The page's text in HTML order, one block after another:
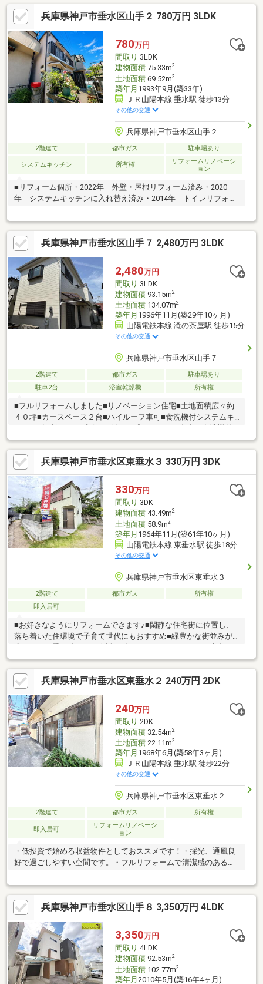
入居可能■各居室収納付きで生活空間をすっきり保てる■高台立地
で開放感のある暮らし■乙木小学校まで徒歩6分、子育て世帯も安
心自分たちに合う物件が分からない方へ。ロコホームが住まい探
しをお手伝いします。SUUMO掲載物件に加え、「俺と私の
LocoHouse」もご紹介可能。物件見学だけでも大歓迎です。お気
軽にご相談ください！
兵庫県神戸市垂水区山手２ 780万円 3LDK
780万円
間取り 3LDK
建物面積75.33m2
土地面積69.52m2
築年月 1993年9月(築33年)
ＪＲ山陽本線 垂水駅 徒歩13分
その他の交通
兵庫県神戸市垂水区山手２
2階建て 都市ガス 駐車場あり
システムキッチン 所有権
リフォームリノベーシ
ョン
■リフォーム個所・2022年 外壁・屋根リフォーム済み・2020
年 システムキッチンに入れ替え済み・2014年 トイレリフォー
いるので猫アレルギーの方は事前にご相談ください・現状、荷物
多いため現物は異なります・全て現況を優先します■周辺環境レ
バンテ垂水1番館→徒歩11分コープ垂水→徒歩11分ファミリーマ
ート垂水泉が丘2丁目店→徒歩4分スギ薬局垂水駅前店→徒歩11分
神戸市立垂水小学校→徒歩11分神戸市立高丸小学校→徒歩14分神
戸市立東垂水小学校→徒歩14分幼保連携型認定こども園たけのこ
ども園→徒歩1分
兵庫県神戸市垂水区山手７ 2,480万円 3LDK
2,480万円
間取り 3LDK
建物面積93.15m2
土地面積134.07m2
築年月 1996年11月(築29年10ヶ月)
山陽電鉄本線 滝の茶屋駅 徒歩15分
その他の交通
兵庫県神戸市垂水区山手７
2階建て 都市ガス
駐車場あり
駐車2台
浴室乾燥機 所有権
■フルリフォームしました■リノベーション住宅■土地面積広々約
４０坪■カースペース２台■ハイルーフ車可■食洗機付システムキ
システムキッチン新調、ユニットバス新調、洗面化粧台新調、ト
イレ新調、全室フローリング張替、全室クロス張替、建具新調、
シューズBOX交換、CF張替、
兵庫県神戸市垂水区東垂水３ 330万円 3DK
330万円
間取り 3DK
建物面積43.49m2
土地面積58.9m2
築年月 1964年11月(築61年10ヶ月)
山陽電鉄本線 東垂水駅 徒歩18分
その他の交通
兵庫県神戸市垂水区東垂水３
2階建て 都市ガス
所有権
即入居可
■お好きなようにリフォームできます♪■閑静な住宅街に位置し、
落ち着いた住環境で子育て世代にもおすすめ■緑豊かな街並みが
×2面採光で明るい陽光が差し込む心地よい住空間■2沿線利用可能
で、通勤・通学やお出かけ先に合わせて便利にアクセス■納戸付
きで季節用品や思い出の品もしっかり収納■小学校まで徒歩10分
以内、毎日の通学も安心の距離感■スーパーまで徒歩10分以内
で、お買い物が身近に揃う便利な生活環境住環境・利便性・陽当
たりの良さを兼ね備えた住まいで、ご家族の新しい暮らしを始め
てみませんか
兵庫県神戸市垂水区東垂水２ 240万円 2DK
240万円
間取り 2DK
建物面積32.54m2
土地面積22.11m2
築年月 1968年6月(築58年3ヶ月)
ＪＲ山陽本線 垂水駅 徒歩22分
その他の交通
兵庫県神戸市垂水区東垂水２
2階建て 都市ガス 所有権
即入居可
リフォームリノベーシ
ョン
・低投資で始める収益物件としておススメです！・採光、通風良
好で過ごしやすい空間です。・フルリフォームで清潔感のある物
兵庫県神戸市垂水区山手８ 3,350万円 4LDK
3,350万円
間取り 4LDK
建物面積92.53m2
土地面積102.77m2
築年月 2010年5月(築16年4ヶ月)